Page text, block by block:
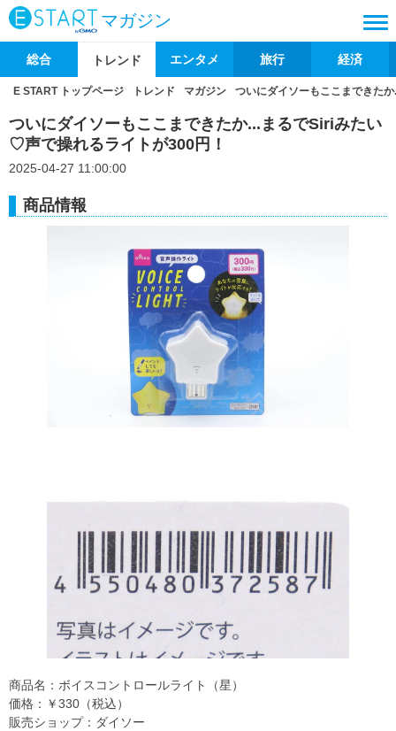
マガジン
総合 トレンド エンタメ 旅行 経済
E START トップページ トレンド マガジン ついにダイソーもここまできた
ついにダイソーもここまできたか...まるでSiriみたい
♡声で操れるライトが300円！
2025-04-27 11:00:00
商品情報
商品名：ボイスコントロールライト（星）
価格：￥330（税込）
販売ショップ：ダイソー